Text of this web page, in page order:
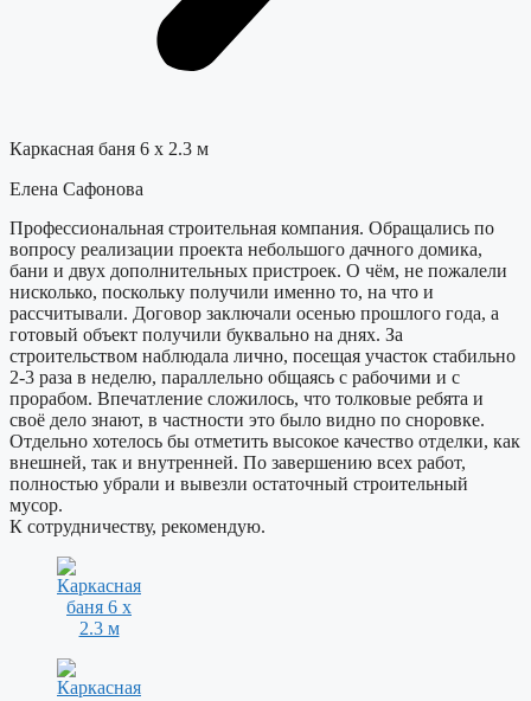
Каркасная баня 6 х 2.3 м
Елена Сафонова
Профессиональная строительная компания. Обращались по
вопросу реализации проекта небольшого дачного домика,
бани и двух дополнительных пристроек. О чём, не пожалели
нисколько, поскольку получили именно то, на что и
рассчитывали. Договор заключали осенью прошлого года, а
готовый объект получили буквально на днях. За
строительством наблюдала лично, посещая участок стабильно
2-3 раза в неделю, параллельно общаясь с рабочими и с
прорабом. Впечатление сложилось, что толковые ребята и
своё дело знают, в частности это было видно по сноровке.
Отдельно хотелось бы отметить высокое качество отделки, как
внешней, так и внутренней. По завершению всех работ,
полностью убрали и вывезли остаточный строительный
мусор.
К сотрудничеству, рекомендую.